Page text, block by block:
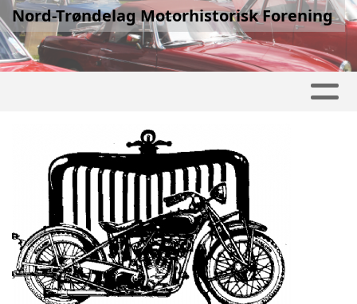
Nord-Trøndelag Motorhistorisk Forening